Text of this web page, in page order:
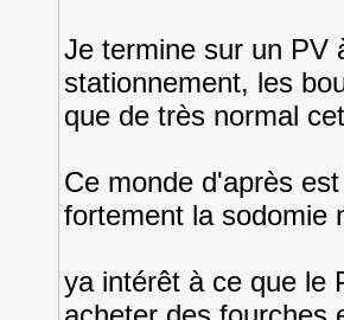
Je termine sur un PV
stationnement, les
que de très normal
Ce monde d'après
fortement la
ya intérêt à ce que le